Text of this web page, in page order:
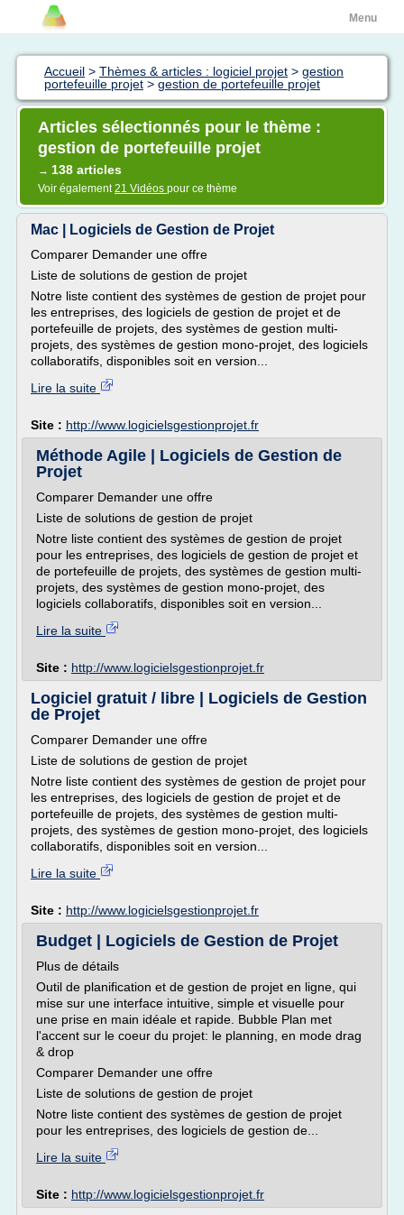
Menu
Accueil > Thèmes & articles : logiciel projet > gestion
portefeuille projet > gestion de portefeuille projet
Articles sélectionnés pour le thème :
gestion de portefeuille projet
→ 138 articles
Voir également21 Vidéos pour ce thème
Mac | Logiciels de Gestion de Projet
Comparer Demander une offre
Liste de solutions de gestion de projet
Notre liste contient des systèmes de gestion de projet pour
les entreprises, des logiciels de gestion de projet et de
portefeuille de projets, des systèmes de gestion multi-
projets, des systèmes de gestion mono-projet, des logiciels
collaboratifs, disponibles soit en version...
Lire la suite
Site : http://www.logicielsgestionprojet.fr
Méthode Agile | Logiciels de Gestion de
Projet
Comparer Demander une offre
Liste de solutions de gestion de projet
Notre liste contient des systèmes de gestion de projet
pour les entreprises, des logiciels de gestion de projet et
de portefeuille de projets, des systèmes de gestion multi-
projets, des systèmes de gestion mono-projet, des
logiciels collaboratifs, disponibles soit en version...
Lire la suite
Site : http://www.logicielsgestionprojet.fr
Logiciel gratuit / libre | Logiciels de Gestion
de Projet
Comparer Demander une offre
Liste de solutions de gestion de projet
Notre liste contient des systèmes de gestion de projet pour
les entreprises, des logiciels de gestion de projet et de
portefeuille de projets, des systèmes de gestion multi-
projets, des systèmes de gestion mono-projet, des logiciels
collaboratifs, disponibles soit en version...
Lire la suite
Site : http://www.logicielsgestionprojet.fr
Budget | Logiciels de Gestion de Projet
Plus de détails
Outil de planification et de gestion de projet en ligne, qui
mise sur une interface intuitive, simple et visuelle pour
une prise en main idéale et rapide. Bubble Plan met
l'accent sur le coeur du projet: le planning, en mode drag
& drop
Comparer Demander une offre
Liste de solutions de gestion de projet
Notre liste contient des systèmes de gestion de projet
pour les entreprises, des logiciels de gestion de...
Lire la suite
Site : http://www.logicielsgestionprojet.fr